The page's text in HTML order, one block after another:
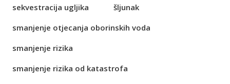
sekvestracija ugljika
šljunak
smanjenje otjecanja oborinskih voda
smanjenje rizika
smanjenje rizika od katastrofa